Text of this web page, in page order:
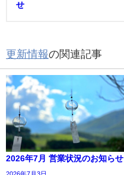
せ
更新情報の関連記事
2026年7月 営業状況のお知らせ